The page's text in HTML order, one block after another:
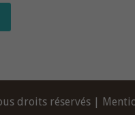
droits réservés |